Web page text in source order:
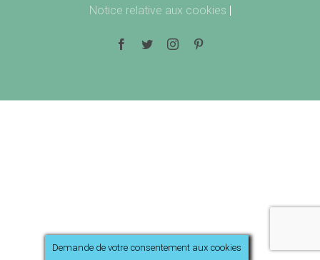
Notice relative aux cookies |
Facebook
TwitterInstagram
Demande de votre consentement aux cookies